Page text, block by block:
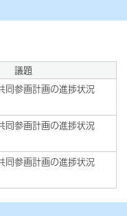
議題
同参画計画の進捗状況
同参画計画の進捗状況
同参画計画の進捗状況